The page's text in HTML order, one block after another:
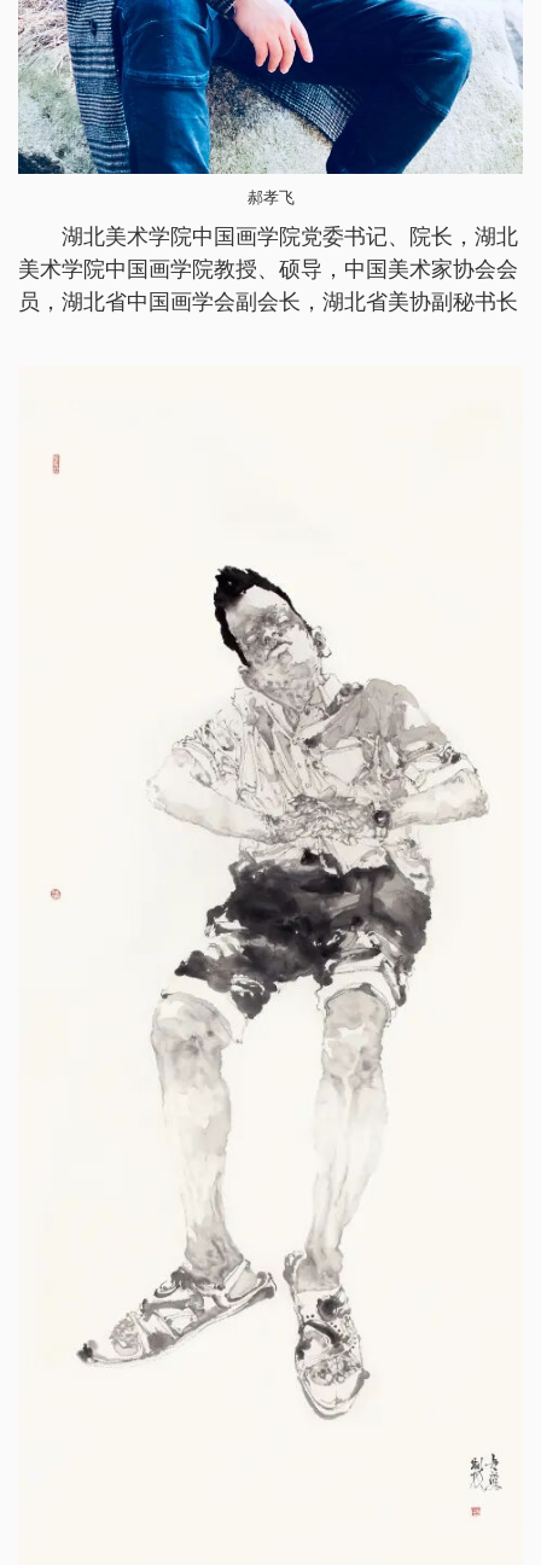
郝孝飞
湖北美术学院中国画学院党委书记、院长，湖北
美术学院中国画学院教授、硕导，中国美术家协会会
员，湖北省中国画学会副会长，湖北省美协副秘书长